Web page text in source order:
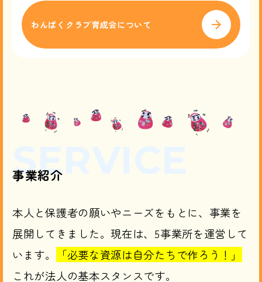
わんぱくクラブ育成会について
SERVICE
事業紹介
本人と保護者の願いやニーズをもとに、事業を
展開してきました。現在は、5事業所を運営して
います。
「必要な資源は自分たちで作ろう！」
これが法人の基本スタンスです。